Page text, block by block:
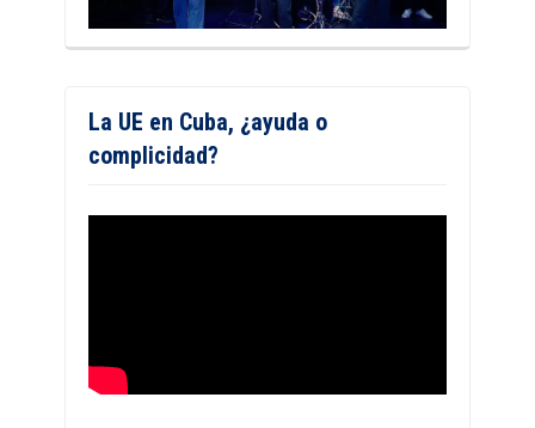
La UE en Cuba, ¿ayuda o
complicidad?